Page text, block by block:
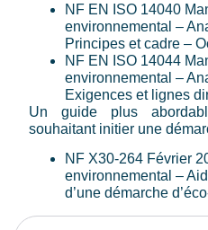
NF EN ISO 14040
environnemental –
Principes et cadre –
NF EN ISO 14044
environnemental –
Exigences et lignes
Un guide plus
souhaitant initier une
NF X30-264 Février
environnemental –
d’une démarche